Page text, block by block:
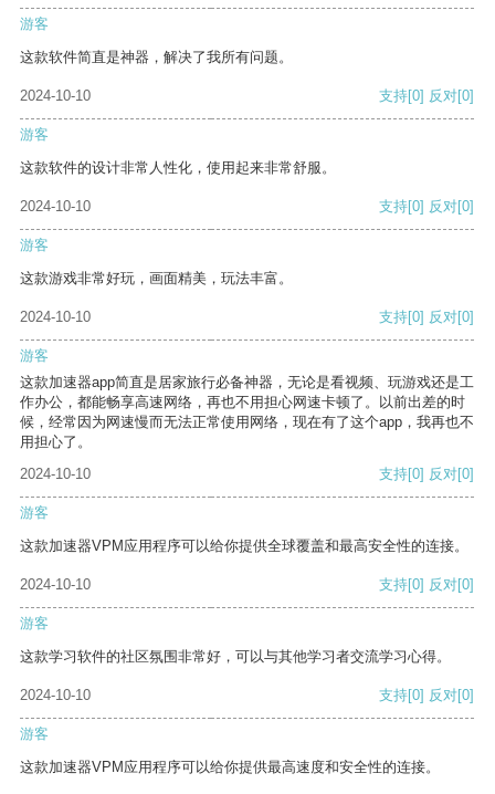
游客
这款软件简直是神器，解决了我所有问题。
2024-10-10 支持[0] 反对[0]
游客
这款软件的设计非常人性化，使用起来非常舒服。
2024-10-10 支持[0] 反对[0]
游客
这款游戏非常好玩，画面精美，玩法丰富。
2024-10-10 支持[0] 反对[0]
游客
这款加速器app简直是居家旅行必备神器，无论是看视频、玩游戏还是工
作办公，都能畅享高速网络，再也不用担心网速卡顿了。以前出差的时
候，经常因为网速慢而无法正常使用网络，现在有了这个app，我再也不
用担心了。
2024-10-10
支持[0] 反对[0]
游客
这款加速器VPM应用程序可以给你提供全球覆盖和最高安全性的连接。
2024-10-10 支持[0] 反对[0]
游客
这款学习软件的社区氛围非常好，可以与其他学习者交流学习心得。
2024-10-10 支持[0] 反对[0]
游客
这款加速器VPM应用程序可以给你提供最高速度和安全性的连接。